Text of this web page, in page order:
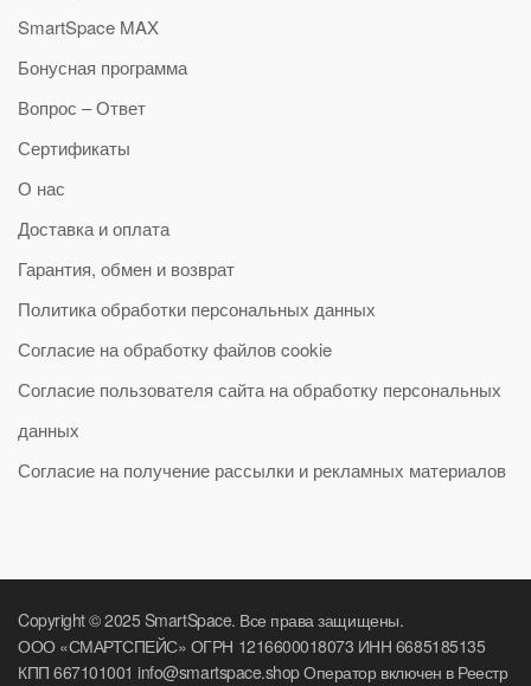
SmartSpace MAX
Бонусная программа
Вопрос – Ответ
Сертификаты
О нас
Доставка и оплата
Гарантия, обмен и возврат
Политика обработки персональных данных
Согласие на обработку файлов cookie
Согласие пользователя сайта на обработку персональных
данных
Согласие на получение рассылки и рекламных материалов
Copyright © 2025 SmartSpace. Все права защищены.
ООО «СМАРТСПЕЙС» ОГРН 1216600018073 ИНН 6685185135
КПП 667101001 info@smartspace.shop Оператор включен в Реестр